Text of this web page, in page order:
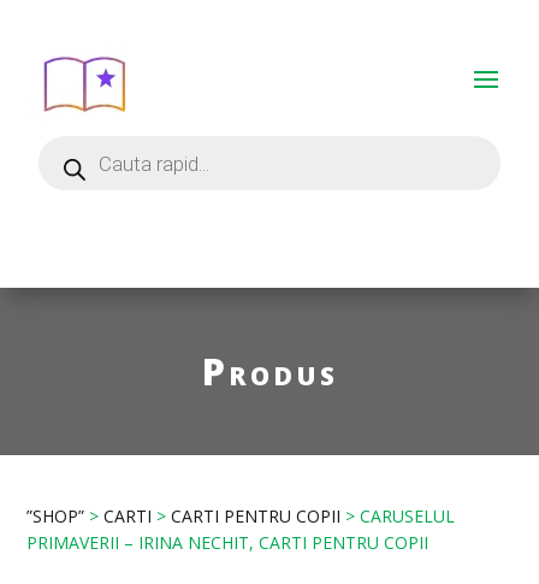
Produs
”SHOP” >CARTI >CARTI PENTRU COPII > CARUSELUL
PRIMAVERII – IRINA NECHIT, CARTI PENTRU COPII